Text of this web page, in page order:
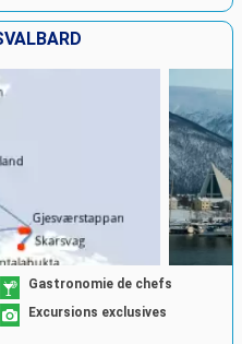
Gastronomie de chefs
Excursions exclusives